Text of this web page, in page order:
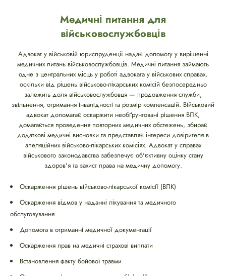
Медичні питання для
військовослужбовців
Адвокат у військовій юриспруденції надає допомогу у вирішенні
медичних питань військовослужбовців. Медичні питання займають
одне з центральних місць у роботі адвоката у військових справах,
оскільки від рішень військово-лікарських комісій безпосередньо
залежить доля військовослужбовця — продовження служби,
звільнення, отримання інвалідності та розмір компенсацій. Військовий
адвокат допомагає оскаржити необґрунтовані рішення ВЛК,
домагається проведення повторних медичних обстежень, збирає
додаткові медичні висновки та представляє інтереси довірителя в
апеляційних військово-лікарських комісіях. Адвокат у справах
військового законодавства забезпечує об'єктивну оцінку стану
здоров'я та захист права на медичну допомогу.
Оскарження рішень військово-лікарської комісії (ВЛК)
Оскарження відмов у наданні лікування та медичного
обслуговування
Допомога в отриманні медичної документації
Оскарження прав на медичні страхові виплати
Встановлення факту бойової травми